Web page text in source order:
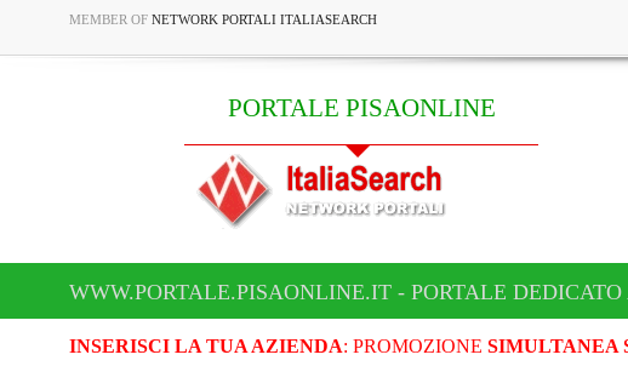
MEMBER OF NETWORK PORTALI ITALIASEARCH
PORTALE PISAONLINE
WWW.PORTALE.PISAONLINE.IT - PORTALE
INSERISCI LA TUA AZIENDA: PROMOZIONE SIMULTANEA